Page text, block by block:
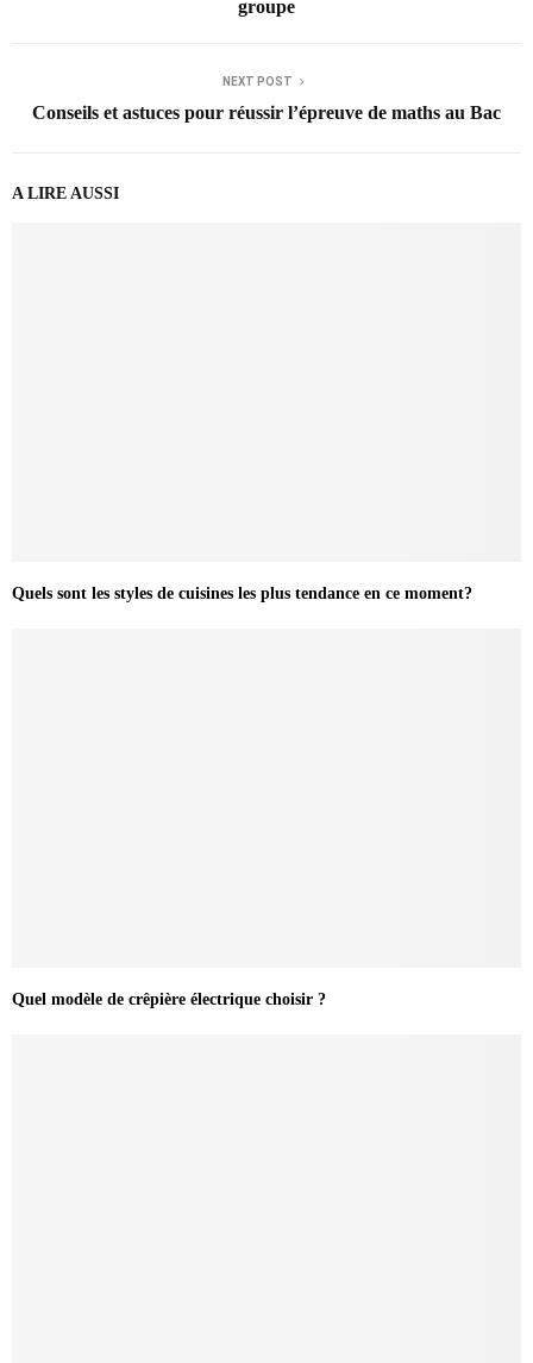
groupe
NEXT POST
Conseils et astuces pour réussir l’épreuve de maths au Bac
A LIRE AUSSI
Quels sont les styles de cuisines les plus tendance en ce moment?
Quel modèle de crêpière électrique choisir ?